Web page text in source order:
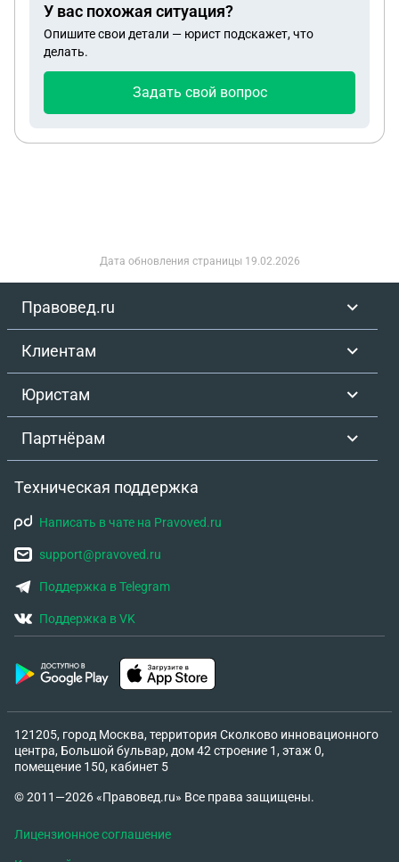
мирового соглашения сторон о другом методе
взыскание, я объяснила что у меня есть право
чтобы забрать исполнительный лист и контроль
запретить, на какую статью мне ссылаться
У вас похожая ситуация?
Опишите свои детали — юрист подскажет, что
делать.
Задать свой вопрос
Дата обновления страницы 19.02.2026
Правовед.ru
Клиентам
Юристам
Партнёрам
Техническая поддержка
Написать в чате на Pravoved.ru
support@pravoved.ru
Поддержка в Telegram
Поддержка в VK
121205, город Москва, территория Сколково инновационного
центра, Большой бульвар, дом 42 строение 1, этаж 0,
помещение 150, кабинет 5
© 2011—2026 «Правовед.ru» Все права защищены.
Лицензионное соглашение